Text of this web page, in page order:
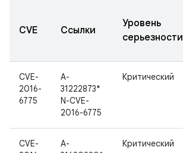
CVE Ссылки
Уровень
серьезности
CVE-
2016-
6775
A-
31222873*
N-CVE-
2016-6775
Критический
CVE-
A-
Критический